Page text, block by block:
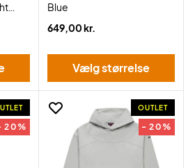
Blue
649,00 kr.
Vælg størrelse
20%
OUTLET
- 20%